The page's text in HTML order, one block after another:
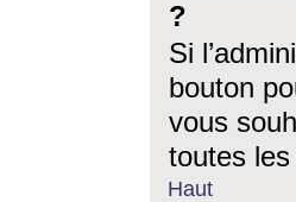
?
Si
bouton
vous
toutes
Haut